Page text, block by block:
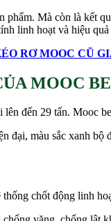
phẩm. Mà còn là kết
linh hoạt và hiệu
RƠ MOOC CŨ
MOOC
đến 29 tấn. Mooc
đại, màu sắc xanh
thống chốt động linh